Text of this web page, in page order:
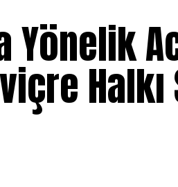
Yönelik
Halkı